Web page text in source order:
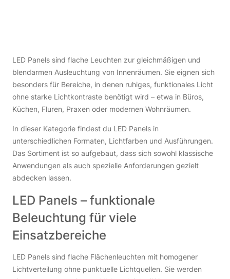
LED Panels sind flache Leuchten zur gleichmäßigen und
blendarmen Ausleuchtung von Innenräumen. Sie eignen sich
besonders für Bereiche, in denen ruhiges, funktionales Licht
ohne starke Lichtkontraste benötigt wird – etwa in Büros,
Küchen, Fluren, Praxen oder modernen Wohnräumen.
In dieser Kategorie findest du LED Panels in
unterschiedlichen Formaten, Lichtfarben und Ausführungen.
Das Sortiment ist so aufgebaut, dass sich sowohl klassische
Anwendungen als auch spezielle Anforderungen gezielt
abdecken lassen.
LED Panels – funktionale
Beleuchtung für viele
Einsatzbereiche
LED Panels sind flache Flächenleuchten mit homogener
Lichtverteilung ohne punktuelle Lichtquellen. Sie werden